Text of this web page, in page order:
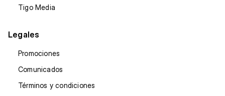
Tigo Media
Legales
Promociones
Comunicados
Términos y condiciones